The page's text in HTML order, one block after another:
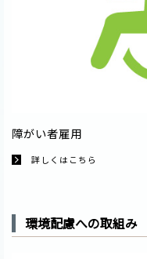
障がい者雇用
詳しくはこちら
環境配慮への取組み